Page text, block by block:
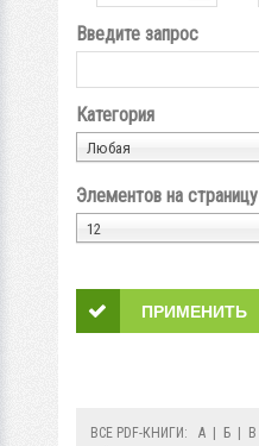
Введите запрос
Категория
Любая
Элементов на страницу
12
ВСЕ PDF-КНИГИ: А Б В